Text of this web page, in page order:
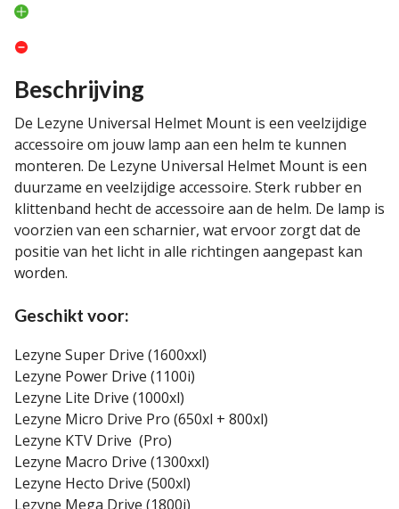
Beschrijving
De Lezyne Universal Helmet Mount is een veelzijdige
accessoire om jouw lamp aan een helm te kunnen
monteren. De Lezyne Universal Helmet Mount is een
duurzame en veelzijdige accessoire. Sterk rubber en
klittenband hecht de accessoire aan de helm. De lamp is
voorzien van een scharnier, wat ervoor zorgt dat de
positie van het licht in alle richtingen aangepast kan
worden.
Geschikt voor:
Lezyne Super Drive (1600xxl)
Lezyne Power Drive (1100i)
Lezyne Lite Drive (1000xl)
Lezyne Micro Drive Pro (650xl + 800xl)
Lezyne KTV Drive (Pro)
Lezyne Macro Drive (1300xxl)
Lezyne Hecto Drive (500xl)
Lezyne Mega Drive (1800i)